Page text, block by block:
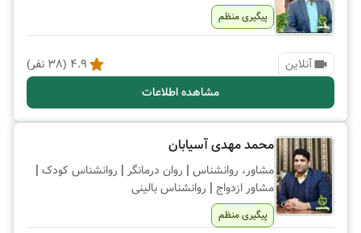
پیگیری منظم
آنلاین 4.9
(
38 نفر)
مشاهده اطلاعات
محمد مهدی آسیابان
مشاور، روانشناس | روان درمانگر | روانشناس کودک |
مشاور ازدواج | روانشناس بالینی
پیگیری منظم